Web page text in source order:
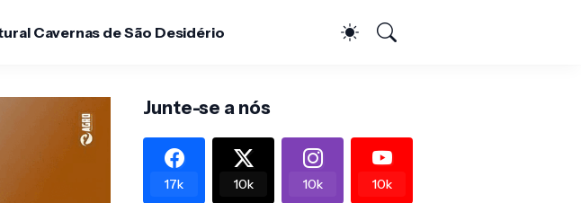
Cavernas de São Desidério
Junte-se a nós
17k 10k 10k 10k